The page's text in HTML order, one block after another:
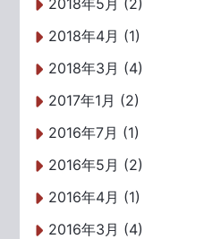
2018年5月 (2)
2018年4月 (1)
2018年3月 (4)
2017年1月 (2)
2016年7月 (1)
2016年5月 (2)
2016年4月 (1)
2016年3月 (4)